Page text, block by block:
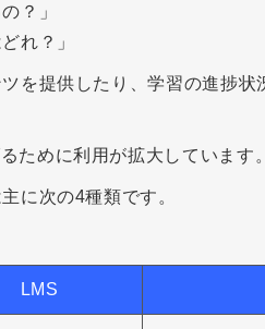
？」
れ？」
を提供したり、学習の進捗
ために利用が拡大しています。
に次の4種類です。
LMS